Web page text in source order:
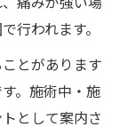
行われます。
とがあります
。施術中・施
として案内さ